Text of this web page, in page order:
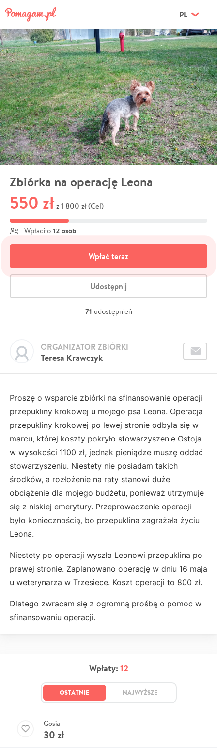
PL
Zbiórka na operację Leona
550 zł z 1 800 zł (Cel)
Wpłaciło 12 osób
Wpłać teraz
Udostępnij
71 udostępnień
Teresa Krawczyk
ORGANIZATOR ZBIÓRKI
Proszę o wsparcie zbiórki na sfinansowanie operacji
przepukliny krokowej u mojego psa Leona. Operacja
przepukliny krokowej po lewej stronie odbyła się w
marcu, której koszty pokryło stowarzyszenie Ostoja
w wysokości 1100 zł, jednak pieniądze muszę oddać
stowarzyszeniu. Niestety nie posiadam takich
środków, a rozłożenie na raty stanowi duże
obciążenie dla mojego budżetu, ponieważ utrzymuje
się z niskiej emerytury. Przeprowadzenie operacji
było koniecznością, bo przepuklina zagrażała życiu
Leona.
Niestety po operacji wyszła Leonowi przepuklina po
prawej stronie. Zaplanowano operację w dniu 16 maja
u weterynarza w Trzesiece. Koszt operacji to 800 zł.
Dlatego zwracam się z ogromną prośbą o pomoc w
sfinansowaniu operacji.
Wpłaty: 12
OSTATNIE NAJWYŻSZE
Gosia
30 zł